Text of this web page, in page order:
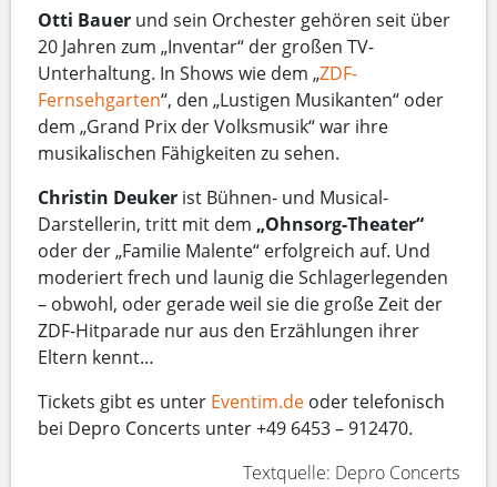
Otti Bauer und sein Orchester gehören seit über
20 Jahren zum „Inventar“ der großen TV-
Unterhaltung. In Shows wie dem „ZDF-
Fernsehgarten“, den „Lustigen Musikanten“ oder
dem „Grand Prix der Volksmusik“ war ihre
musikalischen Fähigkeiten zu sehen.
Christin Deuker ist Bühnen- und Musical-
Darstellerin, tritt mit dem „Ohnsorg-Theater“
oder der „Familie Malente“ erfolgreich auf. Und
moderiert frech und launig die Schlagerlegenden
– obwohl, oder gerade weil sie die große Zeit der
ZDF-Hitparade nur aus den Erzählungen ihrer
Eltern kennt…
Tickets gibt es unter Eventim.de oder telefonisch
bei Depro Concerts unter +49 6453 – 912470.
Textquelle: Depro Concerts